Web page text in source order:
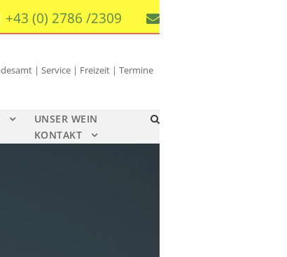
+43 (0) 2786 /2309
| Service | Freizeit | Termine
UNSER WEIN
KONTAKT